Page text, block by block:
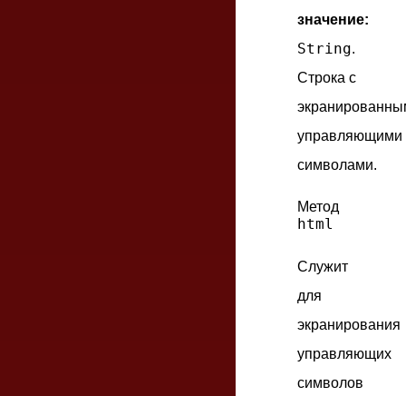
значение:
String.
Строка с
управляющими
символами.
Метод
html
Служит
для
экранирования
управляющих
символов